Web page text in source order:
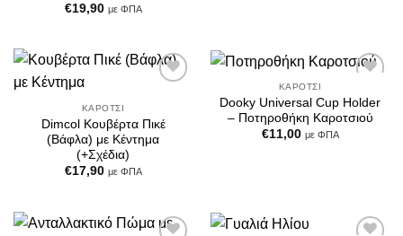
€19,90 με ΦΠΑ
ΚΑΡΌΤΣΙ
Dimcol Κουβέρτα Πικέ
(Βάφλα) με Κέντημα
(+Σχέδια)
€17,90 με ΦΠΑ
Wishlist
ΚΑΡΌΤΣΙ
Dooky Universal Cup Holder
– Ποτηροθήκη Καροτσιού
€11,00 με ΦΠΑ